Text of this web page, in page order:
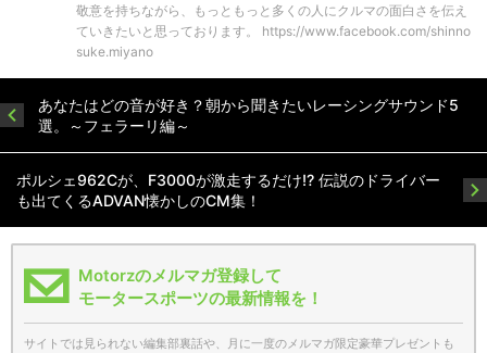
敬意を持ちながら、もっともっと多くの人にクルマの面白さを伝え
ていきたいと思っております。 https://www.facebook.com/shinno
suke.miyano
あなたはどの音が好き？朝から聞きたいレーシングサウンド5
選。～フェラーリ編～
ポルシェ962Cが、F3000が激走するだけ!? 伝説のドライバー
も出てくるADVAN懐かしのCM集！
Motorzのメルマガ登録して
モータースポーツの最新情報を！
サイトでは見られない編集部裏話や、月に一度のメルマガ限定豪華プレゼントも